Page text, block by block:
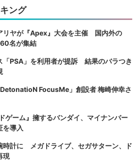
ング
リヤが『Apex』大会を主催 国内外の
名が集結
「PSA」を利用者が提訴 結果のバラつき
FocusMe」創設者 梅崎伸幸さ
ゲーム』擁するバンダイ、マイナンバー
を導入
時計に メガドライブ、セガサターン、ド
現